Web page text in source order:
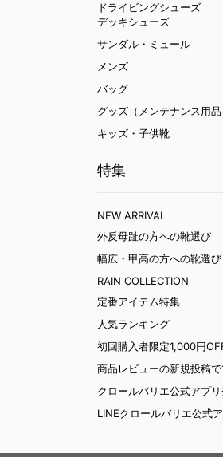
ドライビングシューズ
デッキシューズ
サンダル・ミュール
メンズ
バッグ
グッズ （メンテナンス用品
キッズ・子供靴
特集
NEW ARRIVAL
外反母趾の方への靴選び
幅広・甲高の方への靴選び
RAIN COLLECTION
定番アイテム特集
人気ランキング
初回購入者限定1,000円
商品レビューの新規投稿
クロールバリエ公式アプリ
LINEクロールバリエ公式